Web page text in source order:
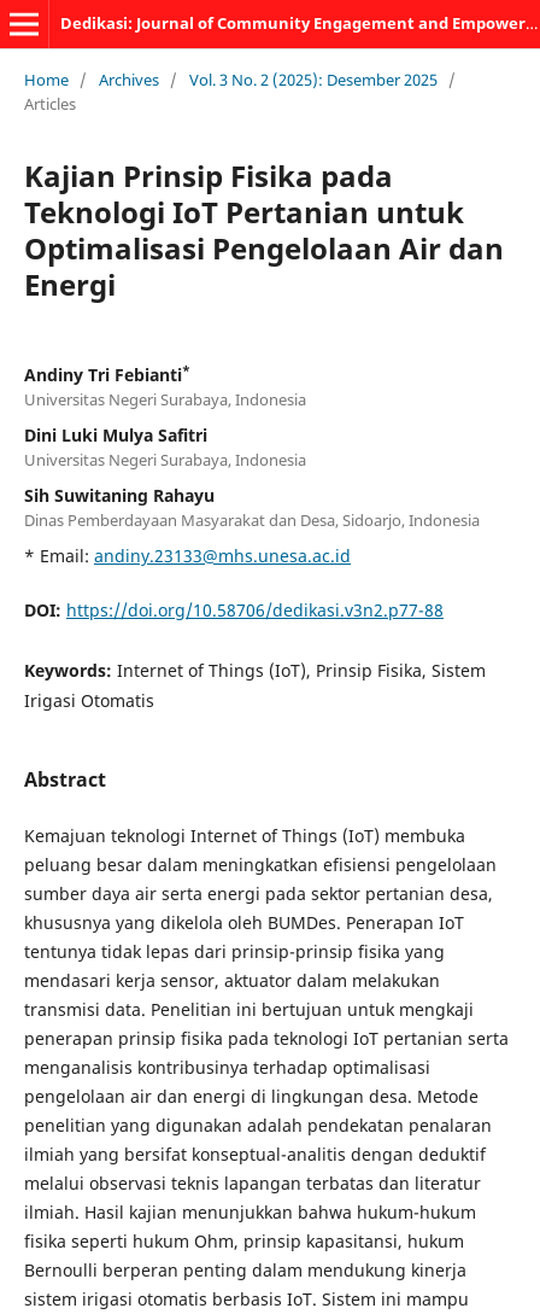
Dedikasi: Journal of Community Engagement and Empowerment
Home / Archives / Vol. 3 No. 2 (2025): Desember 2025 /
Articles
Kajian Prinsip Fisika pada
Teknologi IoT Pertanian untuk
Optimalisasi Pengelolaan Air dan
Energi
Andiny Tri Febianti*
Universitas Negeri Surabaya, Indonesia
Dini Luki Mulya Safitri
Universitas Negeri Surabaya, Indonesia
Sih Suwitaning Rahayu
Dinas Pemberdayaan Masyarakat dan Desa, Sidoarjo, Indonesia
* Email: andiny.23133@mhs.unesa.ac.id
DOI: https://doi.org/10.58706/dedikasi.v3n2.p77-88
Keywords: Internet of Things (IoT), Prinsip Fisika, Sistem
Irigasi Otomatis
Abstract
Kemajuan teknologi Internet of Things (IoT) membuka
peluang besar dalam meningkatkan efisiensi pengelolaan
sumber daya air serta energi pada sektor pertanian desa,
khususnya yang dikelola oleh BUMDes. Penerapan IoT
tentunya tidak lepas dari prinsip-prinsip fisika yang
mendasari kerja sensor, aktuator dalam melakukan
transmisi data. Penelitian ini bertujuan untuk mengkaji
penerapan prinsip fisika pada teknologi IoT pertanian serta
menganalisis kontribusinya terhadap optimalisasi
pengelolaan air dan energi di lingkungan desa. Metode
penelitian yang digunakan adalah pendekatan penalaran
ilmiah yang bersifat konseptual-analitis dengan deduktif
melalui observasi teknis lapangan terbatas dan literatur
ilmiah. Hasil kajian menunjukkan bahwa hukum-hukum
fisika seperti hukum Ohm, prinsip kapasitansi, hukum
Bernoulli berperan penting dalam mendukung kinerja
sistem irigasi otomatis berbasis IoT. Sistem ini mampu